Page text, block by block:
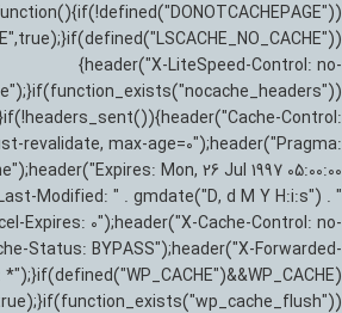
{header("X-LiteSpeed-Control: no-
Control:
revalidate, max-age=0");header("Pragma:
Mon, 26 Jul 1997 05:00:00
Modified: " . gmdate("D, d M Y H:i:s") . "
Expires: 0");header("X-Cache-Control: no-
Status: BYPASS");header("X-Forwarded-